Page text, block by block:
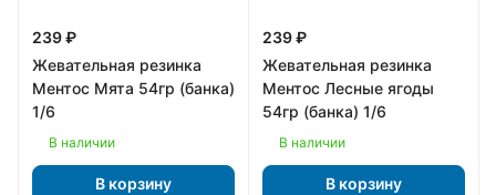
239 ₽
Жевательная резинка
Ментос Мята 54гр (банка)
1/6
В наличии
В корзину
239 ₽
Жевательная резинка
Ментос Лесные ягоды
54гр (банка) 1/6
В наличии
В корзину